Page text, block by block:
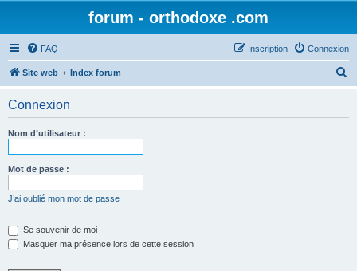
forum - orthodoxe .com
FAQ Connexion
Inscription
Site web Index forum
Connexion
Nom d’utilisateur :
Mot de passe :
J’ai oublié mon mot de passe
Se souvenir de moi
Masquer ma présence lors de cette session